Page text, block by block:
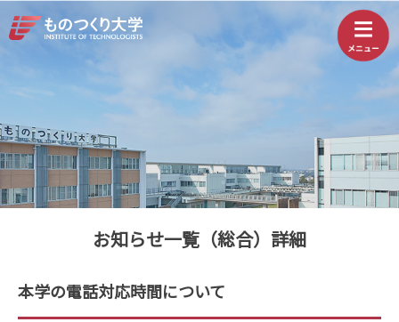
お知らせ一覧（総合）詳細
本学の電話対応時間について